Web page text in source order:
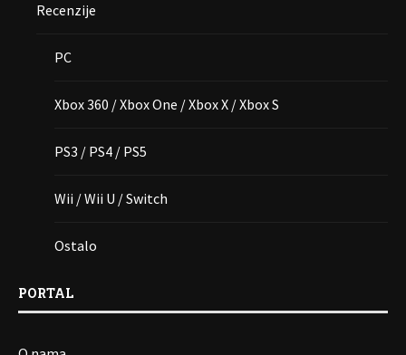
Recenzije
PC
Xbox 360 / Xbox One / Xbox X / Xbox S
PS3 / PS4 / PS5
Wii / Wii U / Switch
Ostalo
PORTAL